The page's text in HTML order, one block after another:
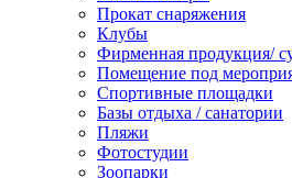
Прокат снаряжения
Клубы
Фирменная продукция/
Помещение под
Спортивные площадки
Базы отдыха / санатории
Пляжи
Фотостудии
Зоопарки